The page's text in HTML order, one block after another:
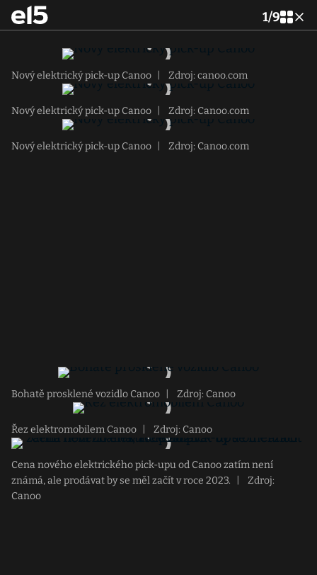
1/9
Nový elektrický pick-up Canoo Zdroj: canoo.com
Nový elektrický pick-up Canoo Zdroj: Canoo.com
Nový elektrický pick-up Canoo Zdroj: Canoo.com
Bohatě prosklené vozidlo Canoo Zdroj: Canoo
Řez elektromobilem Canoo Zdroj: Canoo
Cena nového elektrického pick-upu od Canoo zatím není
známá, ale prodávat by se měl začít v roce 2023.
Zdroj:
Canoo